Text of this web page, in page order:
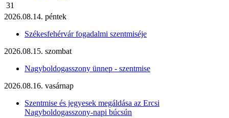
31
2026.08.14. péntek
Székesfehérvár fogadalmi szentmiséje
2026.08.15. szombat
Nagyboldogasszony ünnep - szentmise
2026.08.16. vasárnap
Szentmise és jegyesek megáldása az Ercsi
Nagyboldogasszony-napi búcsún